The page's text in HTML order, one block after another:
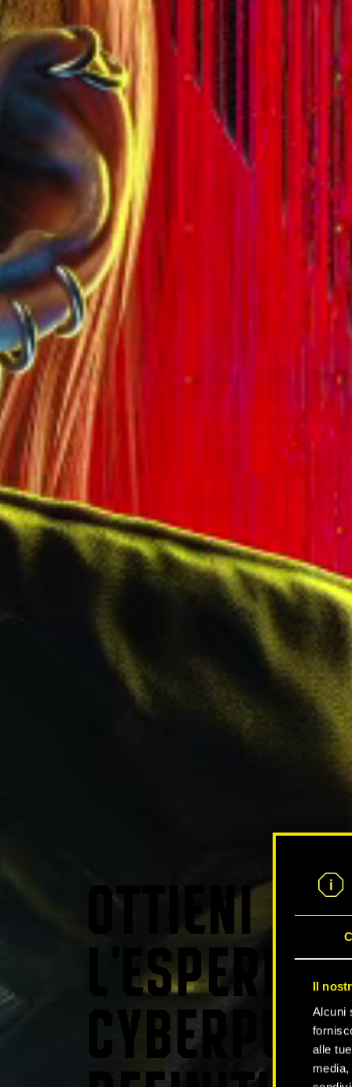
Il
Alcuni
alle
OTTIENI